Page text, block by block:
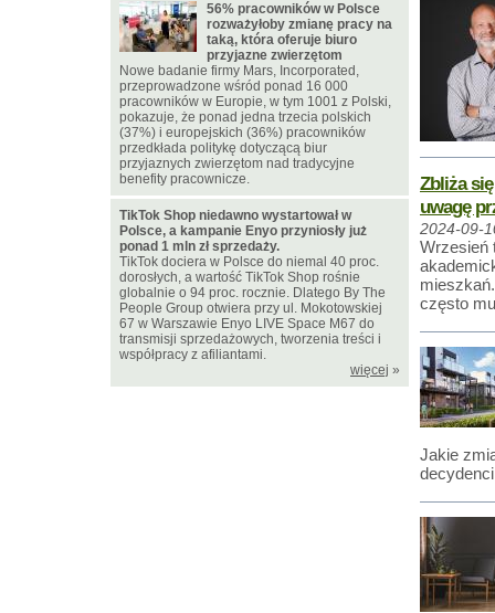
Zbliża
uwagę
2024-09-
Wrzesień
często
Jakie
56% pracowników w Polsce
rozważyłoby zmianę pracy na
taką, która oferuje biuro
przyjazne zwierzętom
Nowe badanie firmy Mars, Incorporated,
przeprowadzone wśród ponad 16 000
pracowników w Europie, w tym 1001 z Polski,
pokazuje, że ponad jedna trzecia polskich
(37%) i europejskich (36%) pracowników
przedkłada politykę dotyczącą biur
przyjaznych zwierzętom nad tradycyjne
benefity pracownicze.
TikTok Shop niedawno wystartował w
Polsce, a kampanie Enyo przyniosły już
ponad 1 mln zł sprzedaży.
TikTok dociera w Polsce do niemal 40 proc.
dorosłych, a wartość TikTok Shop rośnie
globalnie o 94 proc. rocznie. Dlatego By The
People Group otwiera przy ul. Mokotowskiej
67 w Warszawie Enyo LIVE Space M67 do
transmisji sprzedażowych, tworzenia treści i
współpracy z afiliantami.
więcej »